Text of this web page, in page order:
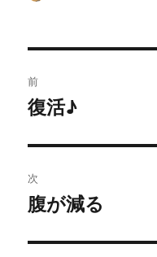
稿
ビ
ゲ
ー
前
前
投
稿:
復活♪
次
次
投
腹が減る